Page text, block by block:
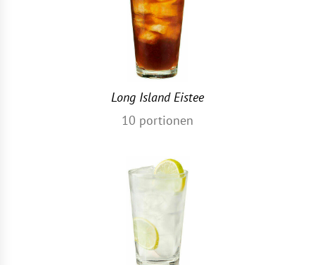
Long Island Eistee
10 portionen